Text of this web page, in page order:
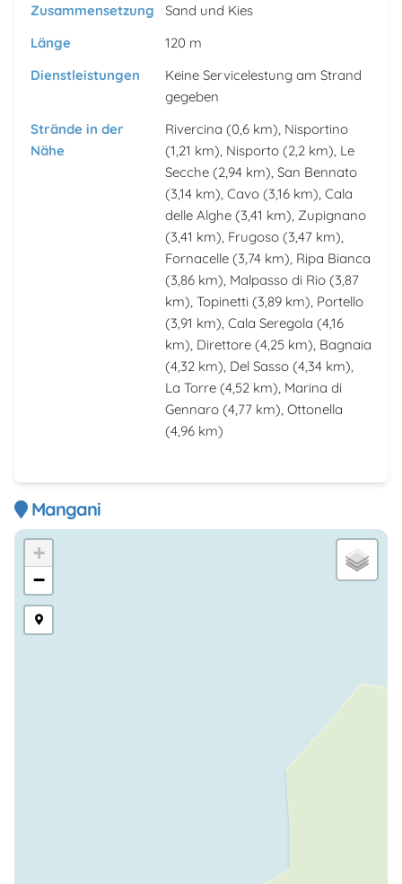
Zusammensetzung
Sand und Kies
Länge
120 m
Dienstleistungen
Keine Servicelestung am Strand
gegeben
Strände in der
Nähe
Rivercina (0,6 km), Nisportino
(1,21 km), Nisporto (2,2 km), Le
Secche (2,94 km), San Bennato
(3,14 km), Cavo (3,16 km), Cala
delle Alghe (3,41 km), Zupignano
(3,41 km), Frugoso (3,47 km),
Fornacelle (3,74 km), Ripa Bianca
(3,86 km), Malpasso di Rio (3,87
km), Topinetti (3,89 km), Portello
(3,91 km), Cala Seregola (4,16
km), Direttore (4,25 km), Bagnaia
(4,32 km), Del Sasso (4,34 km),
La Torre (4,52 km), Marina di
Gennaro (4,77 km), Ottonella
(4,96 km)
Mangani
+
−